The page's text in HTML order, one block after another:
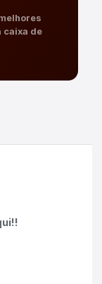
caixa de